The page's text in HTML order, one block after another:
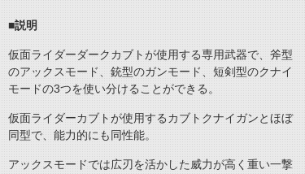
■説明
仮面ライダーダークカブトが使用する専用武器で、斧型
のアックスモード、銃型のガンモード、短剣型のクナイ
モードの3つを使い分けることができる。
仮面ライダーカブトが使用するカブトクナイガンとほぼ
同型で、能力的にも同性能。
アックスモードでは広刃を活かした威力が高く重い一撃